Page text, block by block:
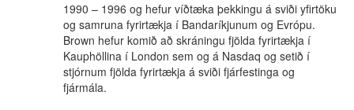
1990 – 1996 og hefur víðtæka þekkingu á sviði yfirtöku
og samruna fyrirtækja í Bandaríkjunum og Evrópu.
Brown hefur komið að skráningu fjölda fyrirtækja í
Kauphöllina í London sem og á Nasdaq og setið í
stjórnum fjölda fyrirtækja á sviði fjárfestinga og
fjármála.